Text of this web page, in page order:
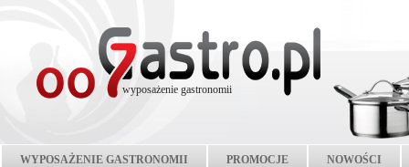
wyposażenie gastronomii
WYPOSAŻENIE GASTRONOMII PROMOCJE NOWOŚCI